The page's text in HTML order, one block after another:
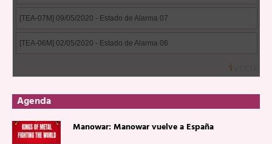
Agenda
Manowar: Manowar vuelve a España